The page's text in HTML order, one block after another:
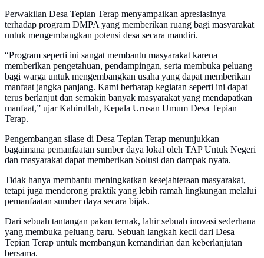
Perwakilan Desa Tepian Terap menyampaikan apresiasinya
terhadap program DMPA yang memberikan ruang bagi masyarakat
untuk mengembangkan potensi desa secara mandiri.
“Program seperti ini sangat membantu masyarakat karena
memberikan pengetahuan, pendampingan, serta membuka peluang
bagi warga untuk mengembangkan usaha yang dapat memberikan
manfaat jangka panjang. Kami berharap kegiatan seperti ini dapat
terus berlanjut dan semakin banyak masyarakat yang mendapatkan
manfaat,” ujar Kahirullah, Kepala Urusan Umum Desa Tepian
Terap.
Pengembangan silase di Desa Tepian Terap menunjukkan
bagaimana pemanfaatan sumber daya lokal oleh TAP Untuk Negeri
dan masyarakat dapat memberikan Solusi dan dampak nyata.
Tidak hanya membantu meningkatkan kesejahteraan masyarakat,
tetapi juga mendorong praktik yang lebih ramah lingkungan melalui
pemanfaatan sumber daya secara bijak.
Dari sebuah tantangan pakan ternak, lahir sebuah inovasi sederhana
yang membuka peluang baru. Sebuah langkah kecil dari Desa
Tepian Terap untuk membangun kemandirian dan keberlanjutan
bersama.